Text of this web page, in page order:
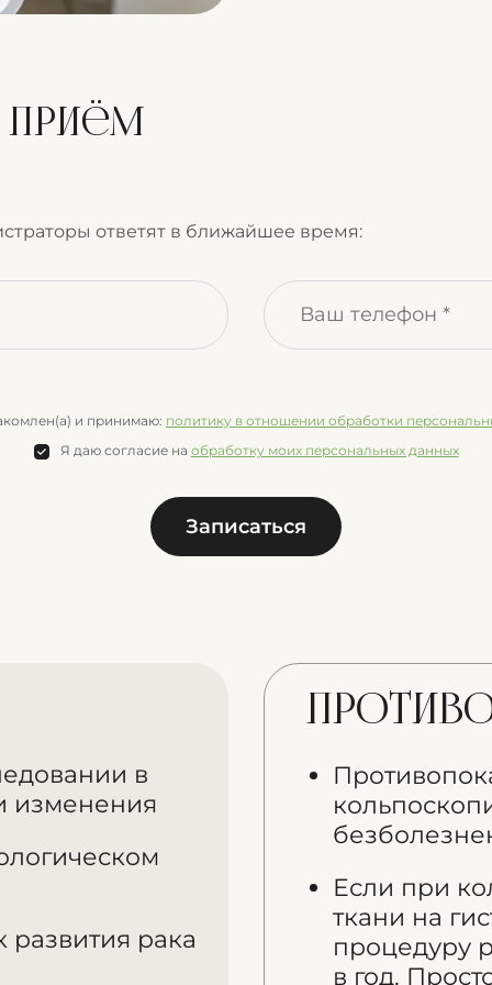
приём
ответят в ближайшее время:
и принимаю: политику в отношении обработки
Я даю согласие на обработку моих персональных данных
Записаться
в
изменения
рака
Если при
ткани на
процедуру
в год.